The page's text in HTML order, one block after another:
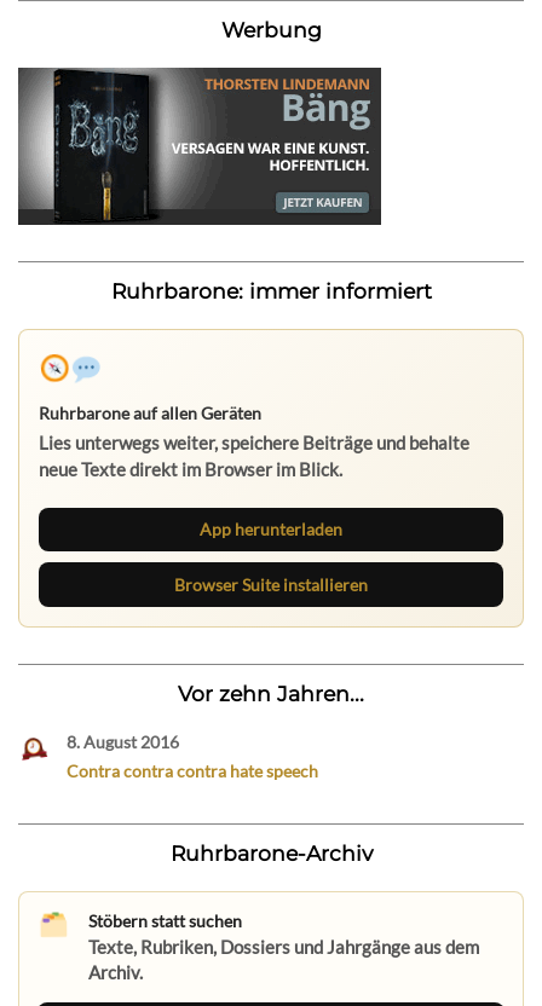
Werbung
Ruhrbarone: immer informiert
Ruhrbarone auf allen Geräten
Lies unterwegs weiter, speichere Beiträge und behalte
neue Texte direkt im Browser im Blick.
App herunterladen
Browser Suite installieren
Vor zehn Jahren...
8. August 2016
Contra contra contra hate speech
Ruhrbarone-Archiv
Stöbern statt suchen
Texte, Rubriken, Dossiers und Jahrgänge aus dem
Archiv.